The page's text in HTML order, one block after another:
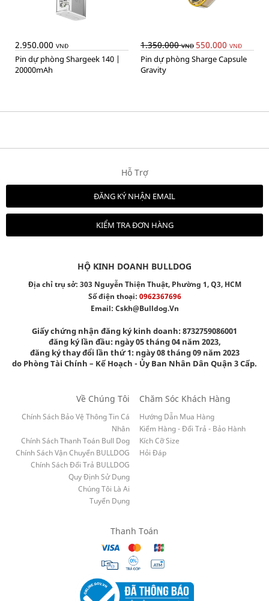
2.950.000 VNĐ
Pin dự phòng Shargeek 140 |
20000mAh
1.350.000VNĐ 550.000 VNĐ
Pin dự phòng Sharge Capsule
Gravity
Hỗ Trợ
ĐĂNG KÝ NHẬN EMAIL
KIỂM TRA ĐƠN HÀNG
HỘ KINH DOANH BULLDOG
Địa chỉ trụ sở: 303 Nguyễn Thiện Thuật, Phường 1, Q3, HCM
Số điện thoại: 0962367696
Email: Cskh@bulldog.vn
Giấy chứng nhận đăng ký kinh doanh: 8732759086001
đăng ký lần đầu: ngày 05 tháng 04 năm 2023,
đăng ký thay đổi lần thứ 1: ngày 08 tháng 09 năm 2023
do Phòng Tài Chính – Kế Hoạch - Ủy Ban Nhân Dân Quận 3 Cấp.
Về Chúng Tôi
Chính Sách Bảo Vệ Thông Tin Cá
Nhân
Chính Sách Thanh Toán Bull Dog
Chính Sách Vận Chuyển BULLDOG
Chính Sách Đổi Trả BULLDOG
Quy Định Sử Dụng
Chúng Tôi Là Ai
Tuyển Dụng
Chăm Sóc Khách Hàng
Hướng Dẫn Mua Hàng
Kiểm Hàng - Đổi Trả - Bảo Hành
Kích Cỡ Size
Hỏi Đáp
Thanh Toán